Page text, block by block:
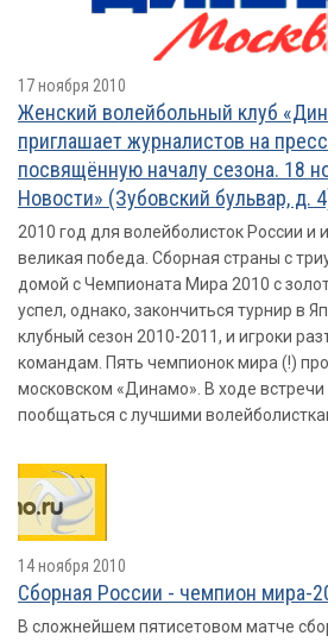
17 ноября 2010
Женский волейбольный клуб
приглашает журналистов на
посвящённую началу сезона. 18
Новости» (Зубовский бульвар, д.
2010 год для волейболисток России и
великая победа. Сборная страны с
домой с Чемпионата Мира 2010 с
успел, однако, закончиться турнир в
клубный сезон 2010-2011, и игроки
командам. Пять чемпионок мира (!)
московском «Динамо». В ходе
пообщаться с лучшими
14 ноября 2010
Сборная России - чемпион мира-
В сложнейшем пятисетовом матче